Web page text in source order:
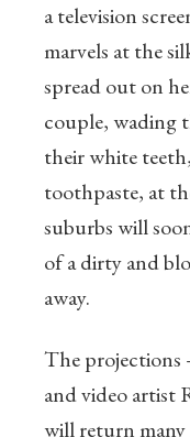
a television
marvels at the
spread out on
couple, wading
their white
toothpaste, at
suburbs will
of a dirty and
away.
The projections
and video artist
will return many